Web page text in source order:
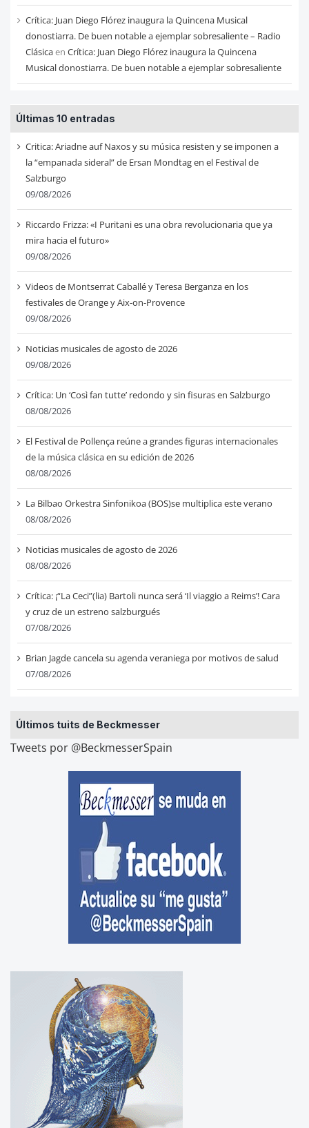
Crítica: Juan Diego Flórez inaugura la Quincena Musical
donostiarra. De buen notable a ejemplar sobresaliente – Radio
Clásicaen Crítica: Juan Diego Flórez inaugura la Quincena
Musical donostiarra. De buen notable a ejemplar sobresaliente
Últimas 10 entradas
Critica: Ariadne auf Naxos y su música resisten y se imponen a
la “empanada sideral” de Ersan Mondtag en el Festival de
Salzburgo
09/08/2026
Riccardo Frizza: «I Puritani es una obra revolucionaria que ya
mira hacia el futuro»
09/08/2026
Videos de Montserrat Caballé y Teresa Berganza en los
festivales de Orange y Aix-on-Provence
09/08/2026
Noticias musicales de agosto de 2026
09/08/2026
Crítica: Un ‘Così fan tutte’ redondo y sin fisuras en Salzburgo
08/08/2026
El Festival de Pollença reúne a grandes figuras internacionales
de la música clásica en su edición de 2026
08/08/2026
La Bilbao Orkestra Sinfonikoa (BOS)se multiplica este verano
08/08/2026
Noticias musicales de agosto de 2026
08/08/2026
Crítica: ¡“La Ceci”(lia) Bartoli nunca será ‘Il viaggio a Reims’! Cara
y cruz de un estreno salzburgués
07/08/2026
Brian Jagde cancela su agenda veraniega por motivos de salud
07/08/2026
Últimos tuits de Beckmesser
Tweets por @BeckmesserSpain